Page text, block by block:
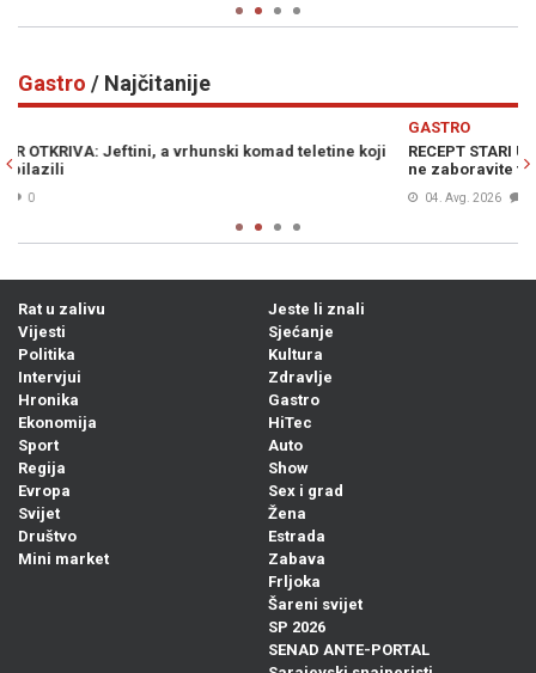
Gastro / Najčitanije
RECEPT STARI UVIJEK PALI: Na brzinu napravite izvrsni sataraš i
ne zaboravite trik prije serviranja...
Rat u zalivu
Vijesti
Politika
Intervjui
Hronika
Ekonomija
Sport
Regija
Evropa
Svijet
Društvo
Mini market
Jeste li znali
Sjećanje
Kultura
Zdravlje
Gastro
HiTec
Auto
Show
Sex i grad
Žena
Estrada
Zabava
Frljoka
Šareni svijet
SP 2026
SENAD ANTE-PORTAL